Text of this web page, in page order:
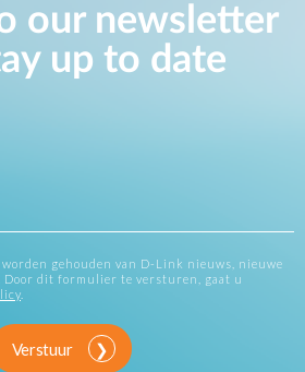
our newsletter
up to date
gehouden van D-Link nieuws, nieuwe
Door dit formulier te versturen, gaat u
Verstuur